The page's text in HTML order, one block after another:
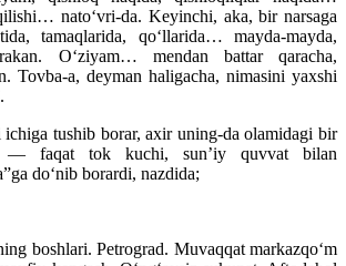
nato‘vri-da. Keyinchi, aka, bir narsaga
tamaqlarida, qo‘llarida… mayda-mayda,
O‘ziyam… mendan battar qaracha,
Tovba-a, deyman haligacha, nimasini yaxshi
tushib borar, axir uning-da olamidagi bir
— faqat tok kuchi, sun’iy quvvat bilan
do‘nib borardi, nazdida;
boshlari. Petrograd. Muvaqqat markazqo‘m